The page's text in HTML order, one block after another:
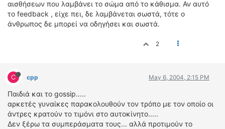
αισθήσεων που λαμβάνει το σώμα από το κάθισμα. Αν αυτό
το feedback , είχε πει, δε λαμβάνεται σωστά, τότε ο
άνθρωπος δε μπορεί να οδηγήσει και σωστά.
2
C cpp May 6, 2004, 2:15 PM
Παιδιά και το gossip.....
αρκετές γυναίκες παρακολουθούν τον τρόπο με τον οποίο οι
άντρες κρατούν το τιμόνι στο αυτοκίνητο.....
Δεν ξέρω τα συμπεράσματα τους... αλλά προτιμούν το